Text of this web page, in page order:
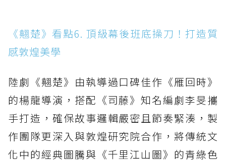
《翹楚》看點6. 頂級幕後班底操刀！打造質
感敦煌美學
陸劇《翹楚》由執導過口碑佳作《雁回時》
的楊龍導演，搭配《司藤》知名編劇李旻攜
手打造，確保故事邏輯嚴密且節奏緊湊，製
作團隊更深入與敦煌研究院合作，將傳統文
化中的經典圖騰與《千里江山圖》的青綠色